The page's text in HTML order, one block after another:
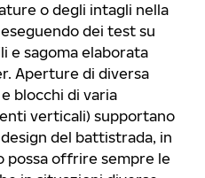
o degli intagli nella
dei test su
e sagoma elaborata
Aperture di diversa
blocchi di varia
verticali) supportano
del battistrada, in
possa offrire sempre le